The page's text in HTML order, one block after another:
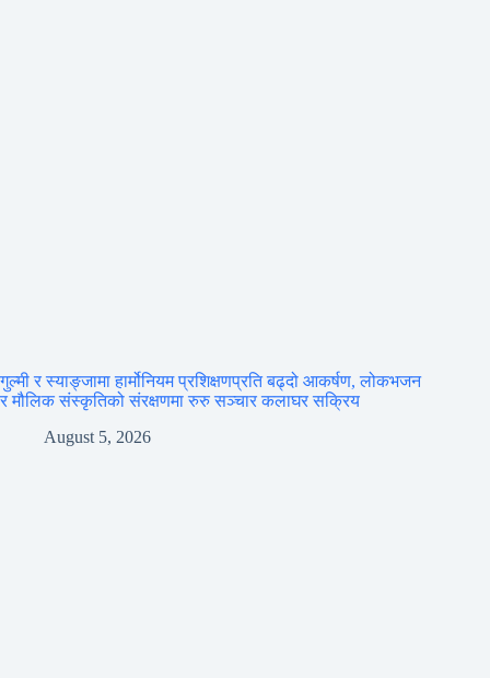
गुल्मी र स्याङ्जामा हार्मोनियम प्रशिक्षणप्रति बढ्दो आकर्षण, लोकभजन
र मौलिक संस्कृतिको संरक्षणमा रुरु सञ्चार कलाघर सक्रिय
August 5, 2026